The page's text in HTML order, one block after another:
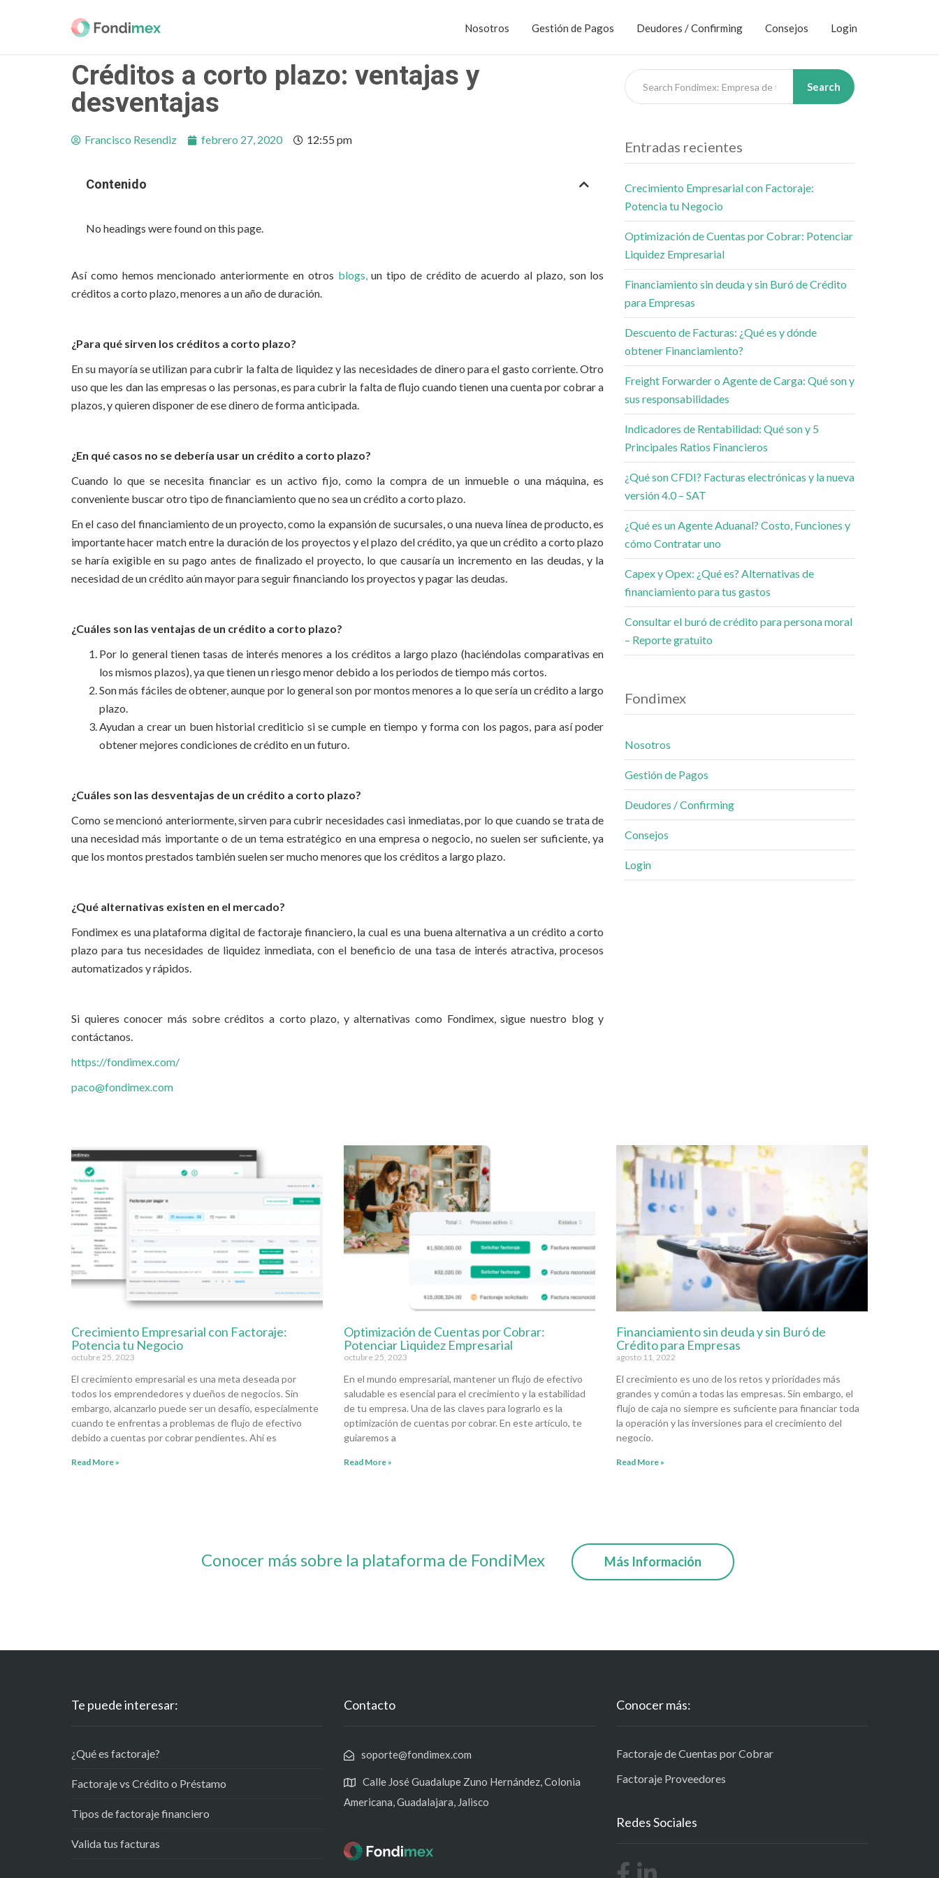
Nosotros Gestión de Pagos Deudores / Confirming Consejos Login
Créditos a corto plazo: ventajas y
desventajas
Francisco Resendiz febrero 27, 2020 12:55 pm
Contenido
No headings were found on this page.
Así como hemos mencionado anteriormente en otros blogs,un tipo de crédito de acuerdo al plazo, son los
créditos a corto plazo, menores a un año de duración.
¿Para qué sirven los créditos a corto plazo?
En su mayoría se utilizan para cubrir la falta de liquidez y las necesidades de dinero para el gasto corriente. Otro
uso que les dan las empresas o las personas, es para cubrir la falta de flujo cuando tienen una cuenta por cobrar a
plazos, y quieren disponer de ese dinero de forma anticipada.
¿En qué casos no se debería usar un crédito a corto plazo?
Cuando lo que se necesita financiar es un activo fijo, como la compra de un inmueble o una máquina, es
conveniente buscar otro tipo de financiamiento que no sea un crédito a corto plazo.
En el caso del financiamiento de un proyecto, como la expansión de sucursales, o una nueva línea de producto, es
importante hacer match entre la duración de los proyectos y el plazo del crédito, ya que un crédito a corto plazo
se haría exigible en su pago antes de finalizado el proyecto, lo que causaría un incremento en las deudas, y la
necesidad de un crédito aún mayor para seguir financiando los proyectos y pagar las deudas.
¿Cuáles son las ventajas de un crédito a corto plazo?
Por lo general tienen tasas de interés menores a los créditos a largo plazo (haciéndolas comparativas en
los mismos plazos), ya que tienen un riesgo menor debido a los periodos de tiempo más cortos.
Son más fáciles de obtener, aunque por lo general son por montos menores a lo que sería un crédito a largo
plazo.
Ayudan a crear un buen historial crediticio si se cumple en tiempo y forma con los pagos, para así poder
obtener mejores condiciones de crédito en un futuro.
¿Cuáles son las desventajas de un crédito a corto plazo?
Como se mencionó anteriormente, sirven para cubrir necesidades casi inmediatas, por lo que cuando se trata de
una necesidad más importante o de un tema estratégico en una empresa o negocio, no suelen ser suficiente, ya
que los montos prestados también suelen ser mucho menores que los créditos a largo plazo.
¿Qué alternativas existen en el mercado?
Fondimex es una plataforma digital de factoraje financiero, la cual es una buena alternativa a un crédito a corto
plazo para tus necesidades de liquidez inmediata, con el beneficio de una tasa de interés atractiva, procesos
automatizados y rápidos.
Si quieres conocer más sobre créditos a corto plazo, y alternativas como Fondimex, sigue nuestro blog y
contáctanos.
https://fondimex.com/
paco@fondimex.com
Search
Entradas recientes
Crecimiento Empresarial con Factoraje:
Potencia tu Negocio
Optimización de Cuentas por Cobrar: Potenciar
Liquidez Empresarial
Financiamiento sin deuda y sin Buró de Crédito
para Empresas
Descuento de Facturas: ¿Qué es y dónde
obtener Financiamiento?
Freight Forwarder o Agente de Carga: Qué son y
sus responsabilidades
Indicadores de Rentabilidad: Qué son y 5
Principales Ratios Financieros
¿Qué son CFDI? Facturas electrónicas y la nueva
versión 4.0 – SAT
¿Qué es un Agente Aduanal? Costo, Funciones y
cómo Contratar uno
Capex y Opex: ¿Qué es? Alternativas de
financiamiento para tus gastos
Consultar el buró de crédito para persona moral
– Reporte gratuito
Fondimex
Nosotros
Gestión de Pagos
Deudores / Confirming
Consejos
Login
Crecimiento Empresarial con Factoraje:
Potencia tu Negocio
octubre 25, 2023
El crecimiento empresarial es una meta deseada por
todos los emprendedores y dueños de negocios. Sin
embargo, alcanzarlo puede ser un desafío, especialmente
cuando te enfrentas a problemas de flujo de efectivo
debido a cuentas por cobrar pendientes. Ahí es
Read More »
Optimización de Cuentas por Cobrar:
Potenciar Liquidez Empresarial
octubre 25, 2023
En el mundo empresarial, mantener un flujo de efectivo
saludable es esencial para el crecimiento y la estabilidad
de tu empresa. Una de las claves para lograrlo es la
optimización de cuentas por cobrar. En este artículo, te
guiaremos a
Read More »
Financiamiento sin deuda y sin Buró de
Crédito para Empresas
agosto 11, 2022
El crecimiento es uno de los retos y prioridades más
grandes y común a todas las empresas. Sin embargo, el
flujo de caja no siempre es suficiente para financiar toda
la operación y las inversiones para el crecimiento del
negocio.
Read More »
Conocer más sobre la plataforma de FondiMex Más Información
Te puede interesar:
¿Qué es factoraje?
Factoraje vs Crédito o Préstamo
Tipos de factoraje financiero
Valida tus facturas
Contacto
soporte@fondimex.com
Calle José Guadalupe Zuno Hernández, Colonia
Americana, Guadalajara, Jalisco
Conocer más:
Factoraje de Cuentas por Cobrar
Factoraje Proveedores
Redes Sociales